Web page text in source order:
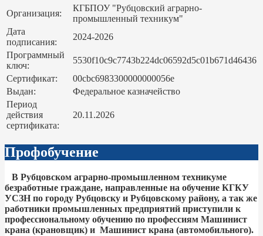
Организация:
КГБПОУ "Рубцовский аграрно-
промышленный техникум"
Дата
подписания:
2024-2026
Программный
ключ:
5530f10c9c7743b224dc06592d5c01b671d46436
Сертификат:
00cbc6983300000000056e
Выдан:
Федеральное казначейство
Период
действия
сертификата:
20.11.2026
Профобучение
В Рубцовском аграрно-промышленном техникуме
безработные граждане, направленные на обучение КГКУ
УСЗН по городу Рубцовску и Рубцовскому району, а так же
работники промышленных предприятий приступили к
профессиональному обучению по профессиям Машинист
крана (крановщик) и Машинист крана (автомобильного).